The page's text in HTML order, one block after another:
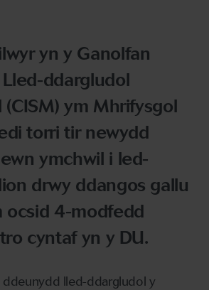
yn y Ganolfan
ddargludol
ym Mhrifysgol
torri tir newydd
ymchwil i led-
drwy ddangos gallu
ocsid 4-modfedd
cyntaf yn y DU.
ddeunydd lled-ddargludol y